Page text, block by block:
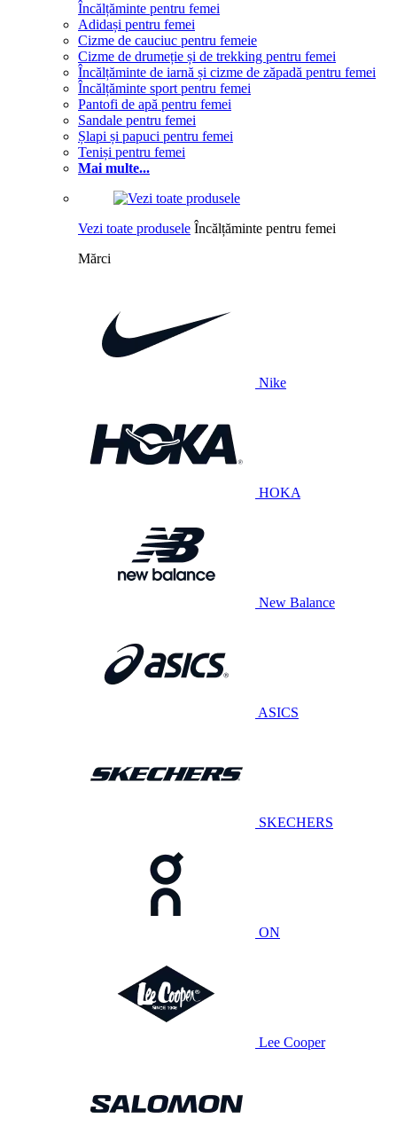
Încălțăminte pentru femei
Adidași pentru femei
Cizme de cauciuc pentru femeie
Cizme de drumeție și de trekking pentru femei
Încălțăminte de iarnă și cizme de zăpadă pentru femei
Încălțăminte sport pentru femei
Pantofi de apă pentru femei
Sandale pentru femei
Șlapi și papuci pentru femei
Teniși pentru femei
Mai multe...
Vezi toate produsele Încălțăminte pentru femei
Mărci
Nike
HOKA
New Balance
ASICS
SKECHERS
ON
Lee Cooper